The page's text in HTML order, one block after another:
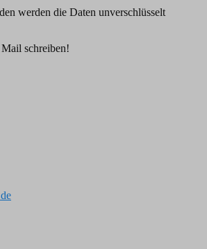
werden die Daten unverschlüsselt
schreiben!